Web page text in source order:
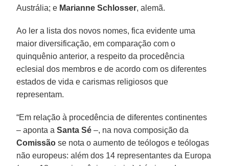
Austrália; e Marianne Schlosser, alemã.
Ao ler a lista dos novos nomes, fica evidente uma
maior diversificação, em comparação com o
quinquênio anterior, a respeito da procedência
eclesial dos membros e de acordo com os diferentes
estados de vida e carismas religiosos que
representam.
“Em relação à procedência de diferentes continentes
– aponta aSanta Sé –, na nova composição da
Comissão se nota o aumento de teólogos e teólogas
não europeus: além dos 14 representantes da Europa